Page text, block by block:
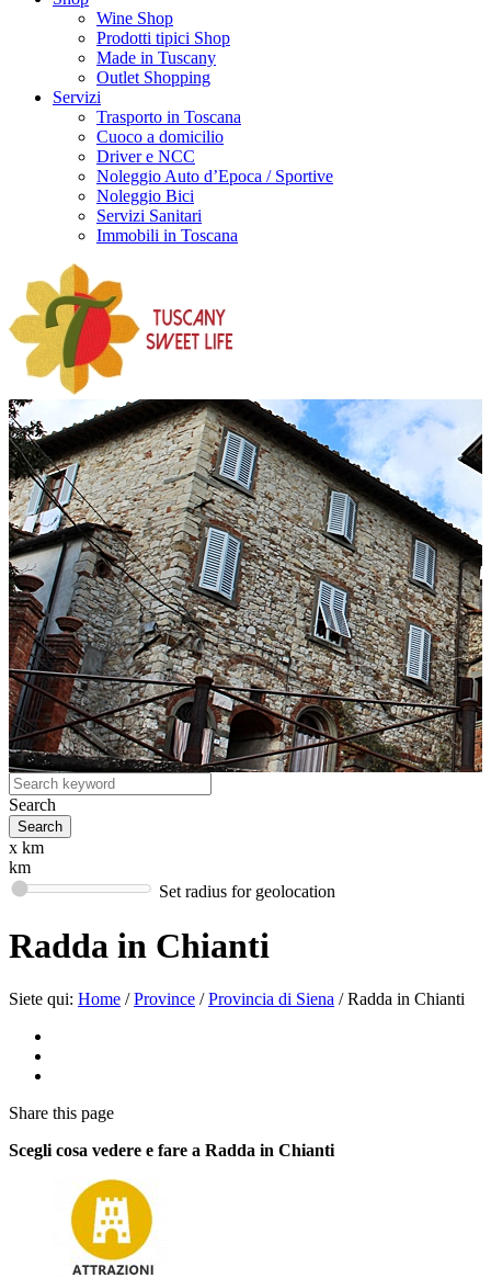
Wine Shop
Prodotti tipici Shop
Made in Tuscany
Outlet Shopping
Servizi
Trasporto in Toscana
Cuoco a domicilio
Driver e NCC
Noleggio Auto d’Epoca / Sportive
Noleggio Bici
Servizi Sanitari
Immobili in Toscana
Search
x km
km
Set radius for geolocation
Radda in Chianti
Siete qui: Home / Province / Provincia di Siena / Radda in Chianti
Share this page
Scegli cosa vedere e fare a Radda in Chianti